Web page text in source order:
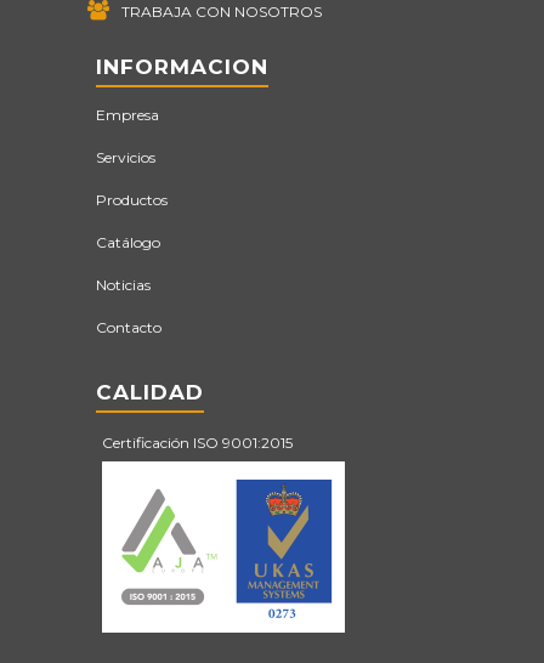
TRABAJA CON NOSOTROS
INFORMACION
Empresa
Servicios
Productos
Catálogo
Noticias
Contacto
CALIDAD
Certificación ISO 9001:2015